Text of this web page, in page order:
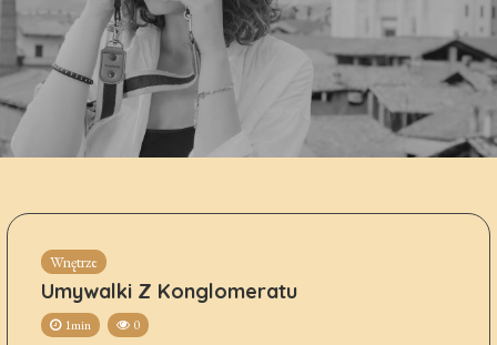
Wnętrze
Umywalki Z Konglomeratu
1min 0